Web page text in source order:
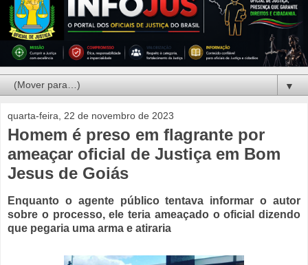
▼
quarta-feira, 22 de novembro de 2023
Homem é preso em flagrante por
ameaçar oficial de Justiça em Bom
Jesus de Goiás
Enquanto o agente público tentava informar o autor
sobre o processo, ele teria ameaçado o oficial dizendo
que pegaria uma arma e atiraria